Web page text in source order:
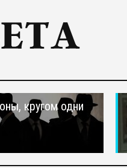
кругом одни